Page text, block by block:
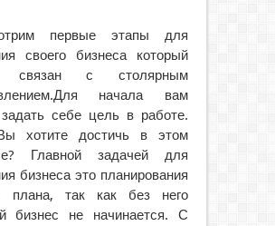
первые этапы для
своего бизнеса который
связан с столярным
начала вам
себе цель в работе.
хотите достичь в этом
Главной задачей для
бизнеса это планирования
плана, так как без него
бизнес не начинается. С